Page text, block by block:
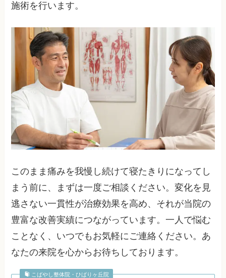
施術を行います。
このまま痛みを我慢し続けて寝たきりになってし
まう前に、まずは一度ご相談ください。変化を見
逃さない一貫性が治療効果を高め、それが当院の
豊富な改善実績につながっています。一人で悩む
ことなく、いつでもお気軽にご連絡ください。あ
なたの来院を心からお待ちしております。
こばやし整体院・ひばりヶ丘院